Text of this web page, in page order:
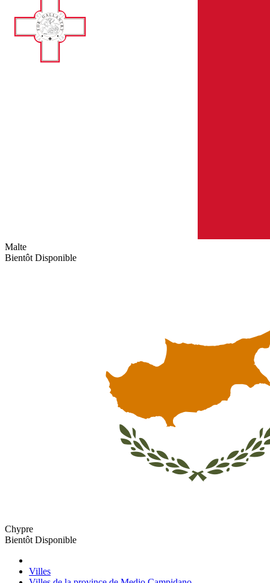
Malte
Bientôt Disponible
Chypre
Bientôt Disponible
Villes